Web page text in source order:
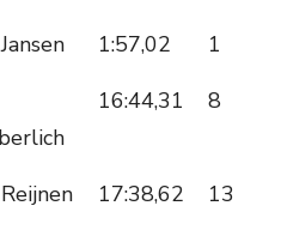
1:57,02
1
16:44,31 8
17:38,62
13